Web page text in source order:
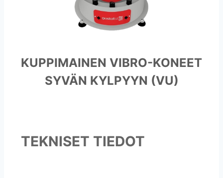
KUPPIMAINEN VIBRO-KONEET
SYVÄN KYLPYYN (VU)
TEKNISET TIEDOT